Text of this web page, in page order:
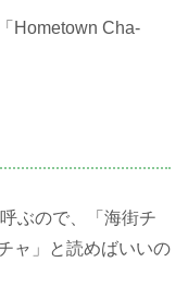
Hometown Cha-
ぶので、「海街チ
ャ」と読めばいいの